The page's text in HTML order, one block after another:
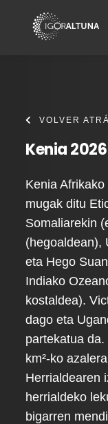
VOLVER
Kenia
Kenia
mugak ditu
Somaliarekin
(hegoaldean),
eta Hego
Indiako
kostaldea).
dago eta
partekatua
km²-ko
Herrialdearen
herrialdeko
bigarren